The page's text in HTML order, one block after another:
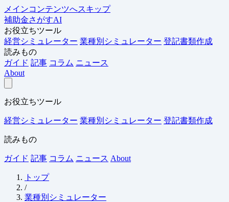
メインコンテンツへスキップ
補助金さがすAI
お役立ちツール
経営シミュレーター 業種別シミュレーター 登記書類作成
読みもの
ガイド 記事 コラム ニュース
About
お役立ちツール
経営シミュレーター 業種別シミュレーター 登記書類作成
読みもの
ガイド 記事 コラム ニュース About
トップ
/
業種別シミュレーター